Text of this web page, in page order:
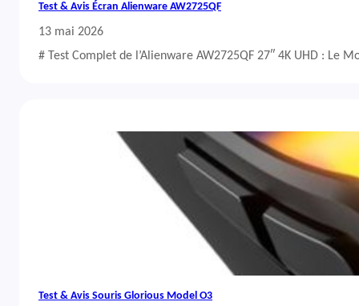
Test & Avis Écran Alienware AW2725QF
13 mai 2026
# Test Complet de l’Alienware AW2725QF 27″ 4K UHD : Le
Test & Avis Souris Glorious Model O3